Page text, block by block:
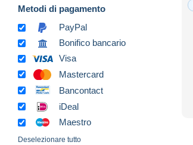
Metodi di pagamento
PayPal
Bonifico bancario
Visa
Mastercard
Bancontact
iDeal
Maestro
Deselezionare tutto